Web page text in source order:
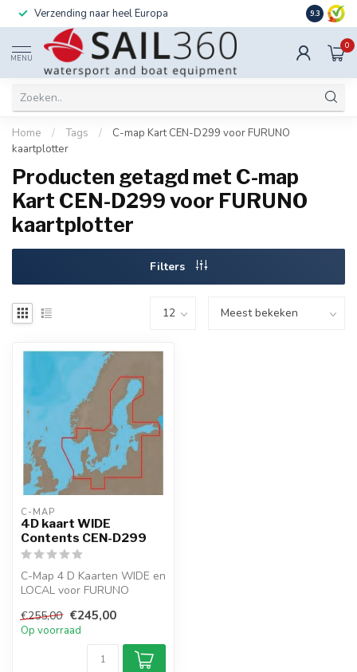
Verzending naar heel Europa Ook
9.3
MENU
0
Home / Tags /
C-map Kart CEN-D299 voor FURUNO
kaartplotter
Producten getagd met C-map
Kart CEN-D299 voor FURUNO
kaartplotter
Filters
C-MAP
4D kaart WIDE
Contents CEN-D299
C-Map 4 D Kaarten WIDE en
LOCAL voor FURUNO
kaartplotter.
...
€255,00 €245,00
Op voorraad